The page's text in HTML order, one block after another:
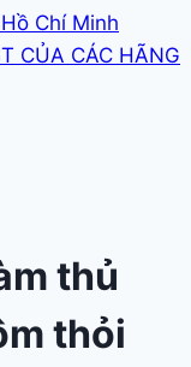
Chí Minh
CỦA CÁC HÃNG
thủ
thỏi